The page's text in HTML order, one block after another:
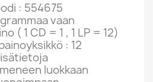
: 554675
vaan
( 1 CD = 1 , 1 LP = 12)
: 12
luokkaan